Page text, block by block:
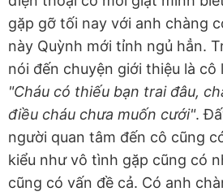
gặp gỡ tối nay với anh chàng
này Quỳnh mới tỉnh ngủ hẳn.
nói đến chuyện giới thiệu là cô
"Cháu có thiếu bạn trai đâu,
điều cháu chưa muốn cưới".
người quan tâm đến cô cũng
kiểu như vô tình gặp cũng có
cũng có vấn đề cả. Có anh